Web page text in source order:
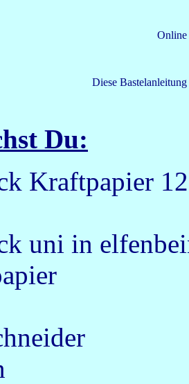
Online
Diese
Du:
Kraftpapier
uni in